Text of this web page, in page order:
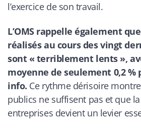
l’exercice de son travail.
L’OMS rappelle également
réalisés au cours des vingt
sont « terriblement lents »,
moyenne de seulement 0,2 %
info. Ce rythme dérisoire
publics ne suffisent pas et que
entreprises devient un levier